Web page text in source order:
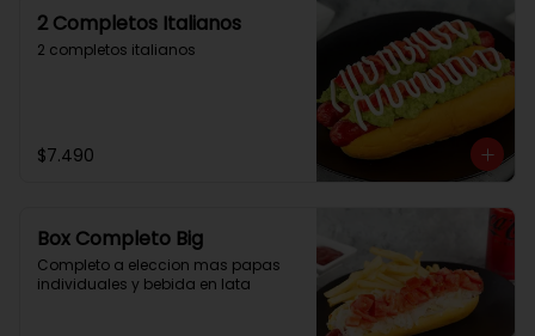
2 Completos Italianos
2 completos italianos
$7.490
Box Completo Big
Completo a eleccion mas papas
individuales y bebida en lata